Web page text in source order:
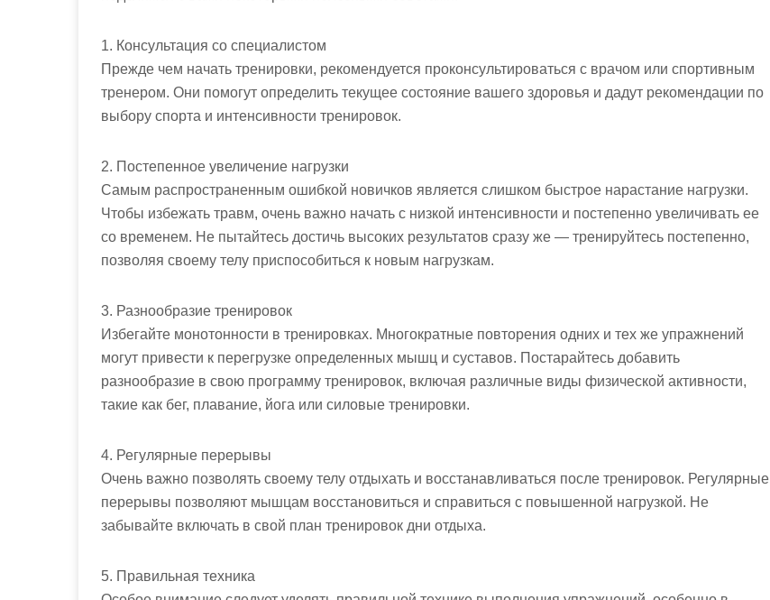
1. Консультация со специалистом
Прежде чем начать тренировки, рекомендуется проконсультироваться с врачом или спортивным
тренером. Они помогут определить текущее состояние вашего здоровья и дадут рекомендации по
выбору спорта и интенсивности тренировок.
2. Постепенное увеличение нагрузки
Самым распространенным ошибкой новичков является слишком быстрое нарастание нагрузки.
Чтобы избежать травм, очень важно начать с низкой интенсивности и постепенно увеличивать ее
со временем. Не пытайтесь достичь высоких результатов сразу же — тренируйтесь постепенно,
позволяя своему телу приспособиться к новым нагрузкам.
3. Разнообразие тренировок
Избегайте монотонности в тренировках. Многократные повторения одних и тех же упражнений
могут привести к перегрузке определенных мышц и суставов. Постарайтесь добавить
разнообразие в свою программу тренировок, включая различные виды физической активности,
такие как бег, плавание, йога или силовые тренировки.
4. Регулярные перерывы
Очень важно позволять своему телу отдыхать и восстанавливаться после тренировок. Регулярные
перерывы позволяют мышцам восстановиться и справиться с повышенной нагрузкой. Не
забывайте включать в свой план тренировок дни отдыха.
5. Правильная техника